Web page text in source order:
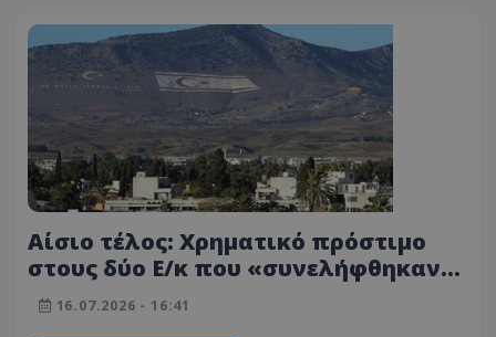
Αίσιο τέλος: Χρηματικό πρόστιμο
στους δύο Ε/κ που «συνελήφθηκαν»
στα κατεχόμενα - Αφέθηκαν
ελεύθεροι
16.07.2026 - 16:41